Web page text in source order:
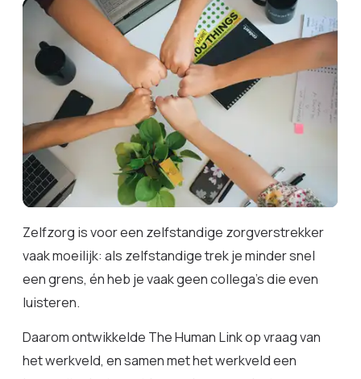
Zelfzorg is voor een zelfstandige zorgverstrekker
vaak moeilijk: als zelfstandige trek je minder snel
een grens, én heb je vaak geen collega’s die even
luisteren.
Daarom ontwikkelde The Human Link op vraag van
het werkveld, en samen met het werkveld een